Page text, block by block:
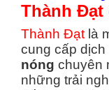
Thành Đạt
Thành Đạt là
cung cấp dịch
nóng chuyên
những trải